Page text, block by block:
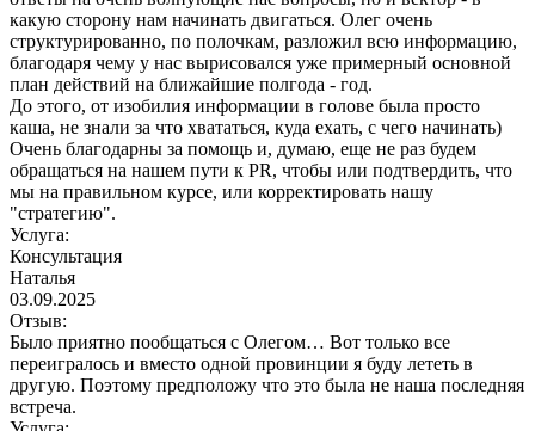
какую cторону нам начинать двигаться. Олег очень
структурированно, по полочкам, разложил всю информацию,
благодаря чему у нас вырисовался уже примерный основной
план действий на ближайшие полгода - год.
До этого, от изобилия информации в голове была просто
каша, не знали за что хвататься, куда ехать, с чего начинать)
Очень благодарны за помощь и, думаю, еще не раз будем
обращаться на нашем пути к PR, чтобы или подтвердить, что
мы на правильном курсе, или корректировать нашу
"стратегию".
Услуга:
Консультация
Наталья
03.09.2025
Отзыв:
Было приятно пообщаться с Олегом… Вот только все
переигралось и вместо одной провинции я буду лететь в
другую. Поэтому предположу что это была не наша последняя
встреча.